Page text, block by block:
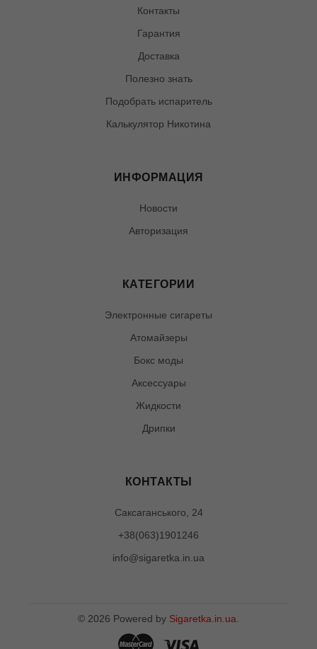
Контакты
Гарантия
Доставка
Полезно знать
Подобрать испаритель
Калькулятор Никотина
ИНФОРМАЦИЯ
Новости
Авторизация
КАТЕГОРИИ
Электронные сигареты
Атомайзеры
Бокс моды
Аксессуары
Жидкости
Дрипки
КОНТАКТЫ
Саксаганського, 24
+38(063)1901246
info@sigaretka.in.ua
© 2026 Powered by Sigaretka.in.ua